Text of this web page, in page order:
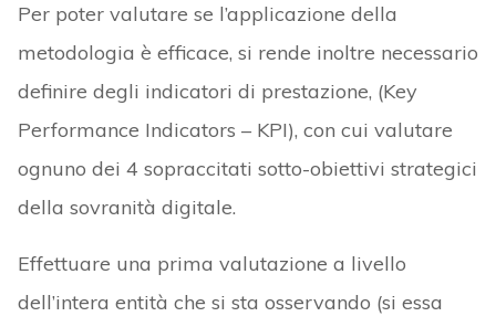
Per poter valutare se l’applicazione della
metodologia è efficace, si rende inoltre necessario
definire degli indicatori di prestazione, (Key
Performance Indicators – KPI), con cui valutare
ognuno dei 4 sopraccitati sotto-obiettivi strategici
della sovranità digitale.
Effettuare una prima valutazione a livello
dell’intera entità che si sta osservando (si essa